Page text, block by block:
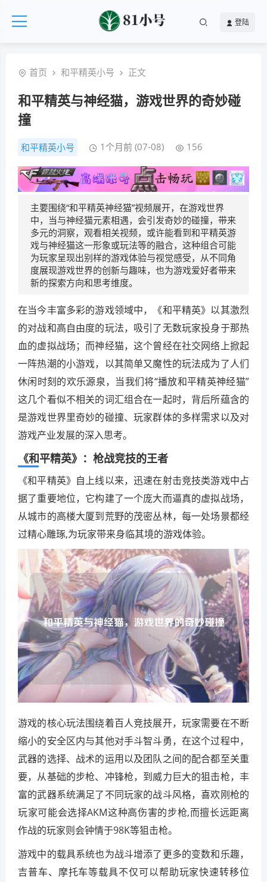
登陆
首页 和平精英小号 正文
和平精英与神经猫，游戏世界的奇妙碰
撞
和平精英小号 1个月前 (07-08) 156
主要围绕“和平精英神经猫”视频展开，在游戏世界
中，当与神经猫元素相遇，会引发奇妙的碰撞，带来
多元的洞察，观看相关视频，或许能看到和平精英游
戏与神经猫这一形象或玩法等的融合，这种组合可能
为玩家呈现出别样的游戏体验与视觉感受，从不同角
度展现游戏世界的创新与趣味，也为游戏爱好者带来
新的探索方向和思考维度。
在当今丰富多彩的游戏领域中，《和平精英》以其激烈
的对战和高自由度的玩法，吸引了无数玩家投身于那热
血的虚拟战场；而神经猫，这个曾经在社交网络上掀起
一阵热潮的小游戏，以其简单又魔性的玩法成为了人们
休闲时刻的欢乐源泉，当我们将“播放和平精英神经猫”
这几个看似不相关的词汇组合在一起时，背后所蕴含的
是游戏世界里奇妙的碰撞、玩家群体的多样需求以及对
游戏产业发展的深入思考。
《和平精英》：枪战竞技的王者
《和平精英》自上线以来，迅速在射击竞技类游戏中占
据了重要地位，它构建了一个庞大而逼真的虚拟战场，
从城市的高楼大厦到荒野的茂密丛林，每一处场景都经
过精心雕琢,为玩家带来身临其境的游戏体验。
游戏的核心玩法围绕着百人竞技展开，玩家需要在不断
缩小的安全区内与其他对手斗智斗勇，在这个过程中，
武器的选择、战术的运用以及团队之间的配合都至关重
要，从基础的步枪、冲锋枪，到威力巨大的狙击枪，丰
富的武器系统满足了不同玩家的战斗风格，喜欢刚枪的
玩家可能会选择AKM这种高伤害的步枪,而擅长远距离
作战的玩家则会钟情于98K等狙击枪。
游戏中的载具系统也为战斗增添了更多的变数和乐趣，
吉普车、摩托车等载具不仅可以帮助玩家快速转移位